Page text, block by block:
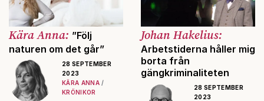
att fortsätta.
Kära Anna: ”Följ
naturen om det går”
28 SEPTEMBER
2023
KÄRA ANNA
KRÖNIKOR
Johan Hakelius:
Arbetstiderna håller mig
borta från
gängkriminaliteten
28 SEPTEMBER
2023